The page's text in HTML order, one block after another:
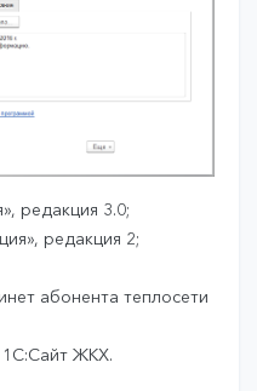
редакция 3.0;
редакция 2;
абонента теплосети
1С:Сайт ЖКХ.